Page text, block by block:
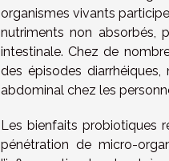
organismes vivants
nutriments non absorbés,
intestinale. Chez de
des épisodes
abdominal chez les
Les bienfaits probiotiques
pénétration de micro-